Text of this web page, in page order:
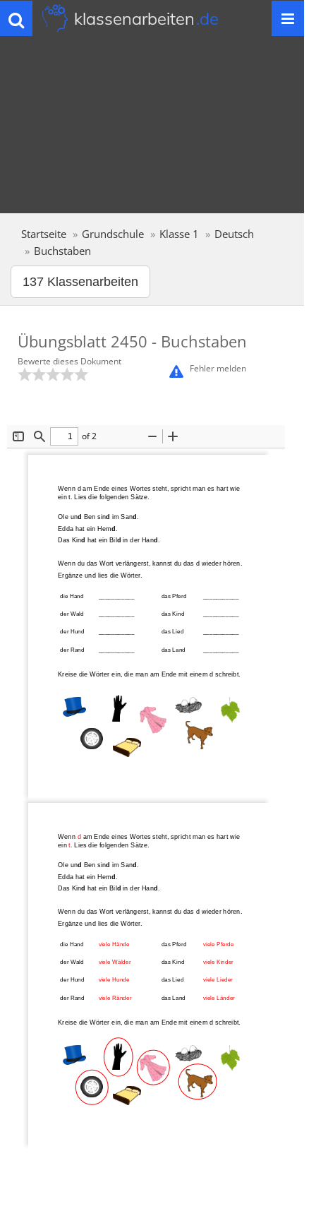
Toggle
navigation
klassenarbeiten.de
Startseite Grundschule Klasse 1
Deutsch
Buchstaben
137 Klassenarbeiten
Übungsblatt 2450 - Buchstaben
Fehler melden
Bewerte dieses Dokument
Toggle
Sidebar
Find
of 2
Zoom
Out
In
Wenn d am Ende eines Wortes steht, spricht man es hart wie
ein t. Lies die folgenden Sätze.
Ole und Ben sind im Sand.
Edda hat ein Hemd.
Das Kind hat ein Bil d in der Hand.
Wenn du das Wort verlängerst, kannst du das d wieder hören.
Ergänze und lies die Wörter.
Kreise die Wörter ein, die man am Ende mit einem d schreibt.
die Hand das Pferd
der Wald das Kind
der Hund das Lied
der Rand das Land
Wenn d am Ende eines Wortes steht, spricht man es hart wie
ein t. Lies die folgenden Sätze.
Ole und Ben sind im Sand.
Edda hat ein Hemd.
Das Kind hat ein Bil d in der Hand.
Wenn du das Wort verlängerst, kannst du das d wieder hören.
Ergänze und lies die Wörter.
Kreise die Wörter ein, die man am Ende mit einem d schreibt.
die Hand viele Hände das Pferd viele Pferde
der Wald viele Wälder das Kind viele Kinder
der Hund viele Hunde das Lied viele Lieder
der Rand viele Ränder das Land viele Länder